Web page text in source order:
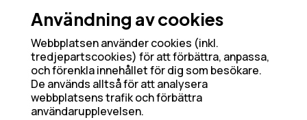
Användning av cookies
Webbplatsen använder cookies (inkl.
tredjepartscookies) för att förbättra, anpassa,
och förenkla innehållet för dig som besökare.
De används alltså för att analysera
webbplatsens trafik och förbättra
användarupplevelsen.